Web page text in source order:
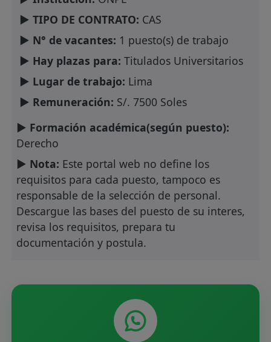
► TIPO DE CONTRATO: CAS
► N° de vacantes: 1 puesto(s) de trabajo
► Hay plazas para: Titulados Universitarios
► Lugar de trabajo: Lima
► Remuneración: S/. 7500 Soles
► Formación académica(según puesto):
Derecho
► Nota: Este portal web no define los
requisitos para cada puesto, tampoco es
responsable de la selección de personal.
Descargue las bases del puesto de su interes,
revisa los requisitos, prepara tu
documentación y postula.